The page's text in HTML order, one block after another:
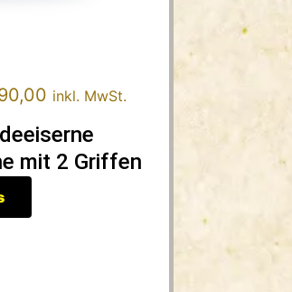
inkl. MwSt.
mit 2 Griffen